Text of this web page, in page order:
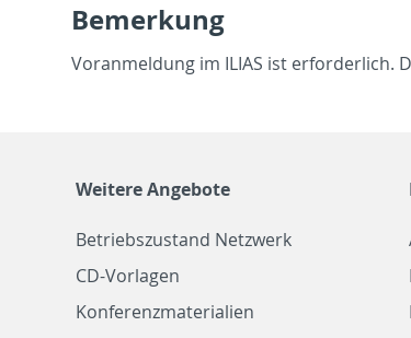
Be­merkung
Vo­ran­mel­dung im ILIAS ist er­forder­lich.
Weitere Angebote
Betriebszustand Netzwerk
CD-Vorlagen
Konferenzmaterialien